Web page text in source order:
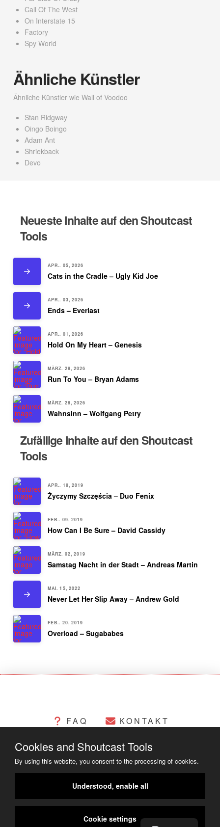
Call Of The West
On Interstate 15
Factory
Spy World
Ähnliche Künstler
Ähnliche Künstler wie Wall of Voodoo
Stan Ridgway
Oingo Boingo
Adam Ant
Shriekback
Devo
Neueste Inhalte auf den Shoutcast
Tools
APR.. 05, 2026
Cats in the Cradle – Ugly Kid Joe
APR.. 03, 2026
Ends – Everlast
APR.. 01, 2026
Hold On My Heart – Genesis
MÄRZ. 28, 2026
Run To You – Bryan Adams
MÄRZ. 28, 2026
Wahnsinn – Wolfgang Petry
Zufällige Inhalte auf den Shoutcast
Tools
APR.. 18, 2019
Życzymy Szczęścia – Duo Fenix
FEB.. 09, 2019
How Can I Be Sure – David Cassidy
MÄRZ. 02, 2019
Samstag Nacht in der Stadt – Andreas Martin
MAI. 15, 2022
Never Let Her Slip Away – Andrew Gold
FEB.. 20, 2019
Overload – Sugababes
FAQ KONTAKT
CHANGELOG COOKIES
COPYRIGHT ©2014 - 2023
Cookies and Shoutcast Tools
By using this website, you consent to the processing of cookies.
Understood, enable all
Cookie settings